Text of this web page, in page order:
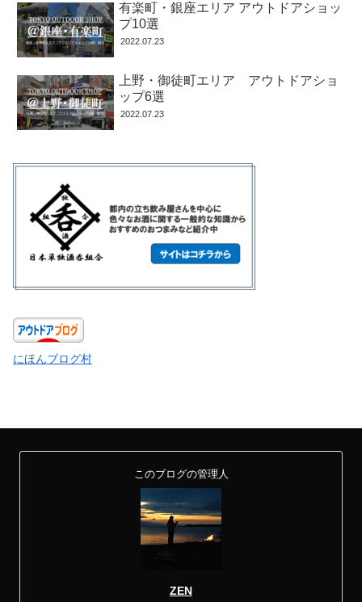
有楽町・銀座エリア アウトドアショッ
プ10選
2022.07.23
上野・御徒町エリア アウトドアショ
ップ6選
2022.07.23
にほんブログ村
このブログの管理人
ZEN